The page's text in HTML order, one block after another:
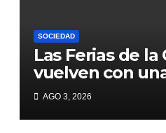
SOCIEDAD
Las Ferias de la
vuelven con
agenda en
AGO 3, 2026